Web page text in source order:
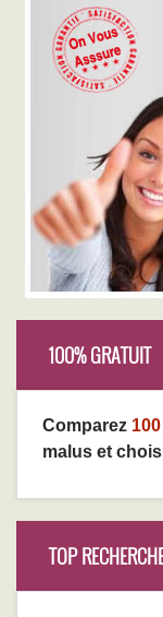
100% GRATUIT
Comparez
malus et
TOP